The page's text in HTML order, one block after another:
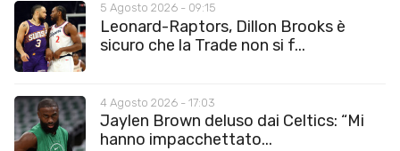
5 Agosto 2026 - 09:15
Leonard-Raptors, Dillon Brooks è
sicuro che la Trade non si f...
4 Agosto 2026 - 17:03
Jaylen Brown deluso dai Celtics: “Mi
hanno impacchettato...